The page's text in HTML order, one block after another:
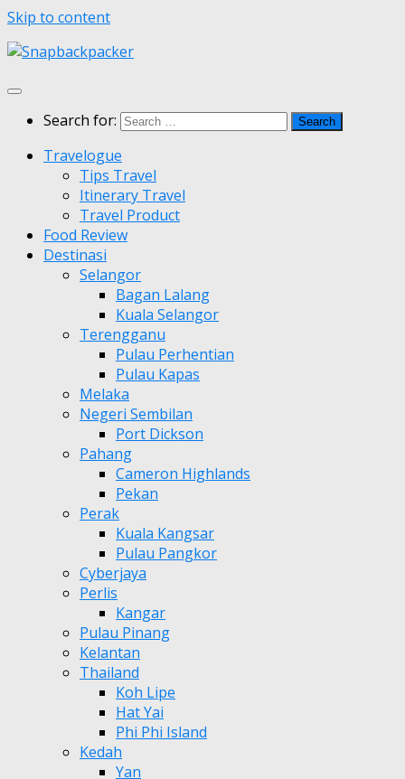
Skip to content
Search for:
Travelogue
Tips Travel
Itinerary Travel
Travel Product
Food Review
Destinasi
Selangor
Bagan Lalang
Kuala Selangor
Terengganu
Pulau Perhentian
Pulau Kapas
Melaka
Negeri Sembilan
Port Dickson
Pahang
Cameron Highlands
Pekan
Perak
Kuala Kangsar
Pulau Pangkor
Cyberjaya
Perlis
Kangar
Pulau Pinang
Kelantan
Thailand
Koh Lipe
Hat Yai
Phi Phi Island
Kedah
Yan